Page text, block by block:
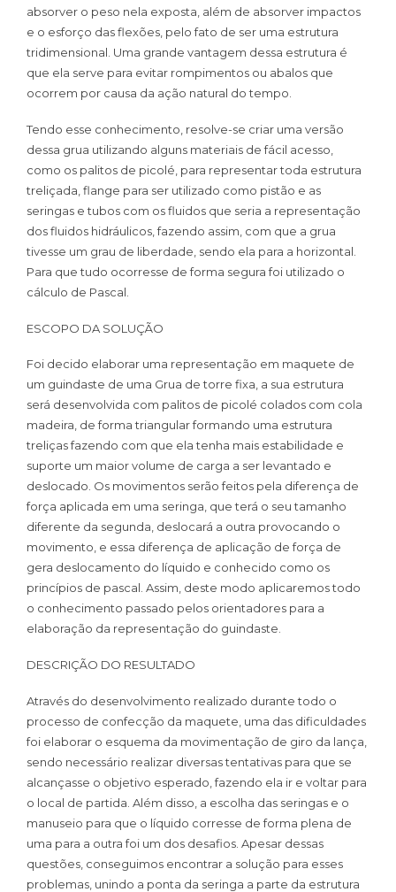
absorver o peso nela exposta, além de absorver impactos
e o esforço das flexões, pelo fato de ser uma estrutura
tridimensional. Uma grande vantagem dessa estrutura é
que ela serve para evitar rompimentos ou abalos que
ocorrem por causa da ação natural do tempo.
Tendo esse conhecimento, resolve-se criar uma versão
dessa grua utilizando alguns materiais de fácil acesso,
como os palitos de picolé, para representar toda estrutura
treliçada, flange para ser utilizado como pistão e as
seringas e tubos com os fluidos que seria a representação
dos fluidos hidráulicos, fazendo assim, com que a grua
tivesse um grau de liberdade, sendo ela para a horizontal.
Para que tudo ocorresse de forma segura foi utilizado o
cálculo de Pascal.
ESCOPO DA SOLUÇÃO
Foi decido elaborar uma representação em maquete de
um guindaste de uma Grua de torre fixa, a sua estrutura
será desenvolvida com palitos de picolé colados com cola
madeira, de forma triangular formando uma estrutura
treliças fazendo com que ela tenha mais estabilidade e
suporte um maior volume de carga a ser levantado e
deslocado. Os movimentos serão feitos pela diferença de
força aplicada em uma seringa, que terá o seu tamanho
diferente da segunda, deslocará a outra provocando o
movimento, e essa diferença de aplicação de força de
gera deslocamento do líquido e conhecido como os
princípios de pascal. Assim, deste modo aplicaremos todo
o conhecimento passado pelos orientadores para a
elaboração da representação do guindaste.
DESCRIÇÃO DO RESULTADO
Através do desenvolvimento realizado durante todo o
processo de confecção da maquete, uma das dificuldades
foi elaborar o esquema da movimentação de giro da lança,
sendo necessário realizar diversas tentativas para que se
alcançasse o objetivo esperado, fazendo ela ir e voltar para
o local de partida. Além disso, a escolha das seringas e o
manuseio para que o líquido corresse de forma plena de
uma para a outra foi um dos desafios. Apesar dessas
questões, conseguimos encontrar a solução para esses
problemas, unindo a ponta da seringa a parte da estrutura